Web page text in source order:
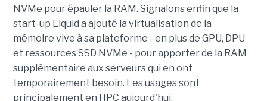
NVMe pour épauler la RAM. Signalons enfin que la
start-up Liquid a ajouté la virtualisation de la
mémoire vive à sa plateforme - en plus de GPU, DPU
et ressources SSD NVMe - pour apporter de la RAM
supplémentaire aux serveurs qui en ont
temporairement besoin. Les usages sont
principalement en HPC aujourd'hui.